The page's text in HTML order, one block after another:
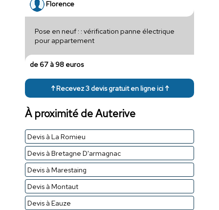
Florence
Pose en neuf : : vérification panne électrique
pour appartement
de 67 à 98 euros
↑ Recevez 3 devis gratuit en ligne ici ↑
À proximité de Auterive
Devis à La Romieu
Devis à Bretagne D'armagnac
Devis à Marestaing
Devis à Montaut
Devis à Eauze